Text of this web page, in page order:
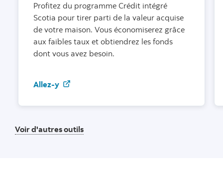
Profitez du programme Crédit intégré
Scotia pour tirer parti de la valeur acquise
de votre maison. Vous économiserez grâce
aux faibles taux et obtiendrez les fonds
dont vous avez besoin.
Allez-y Allez-y
Voir d'autres outils